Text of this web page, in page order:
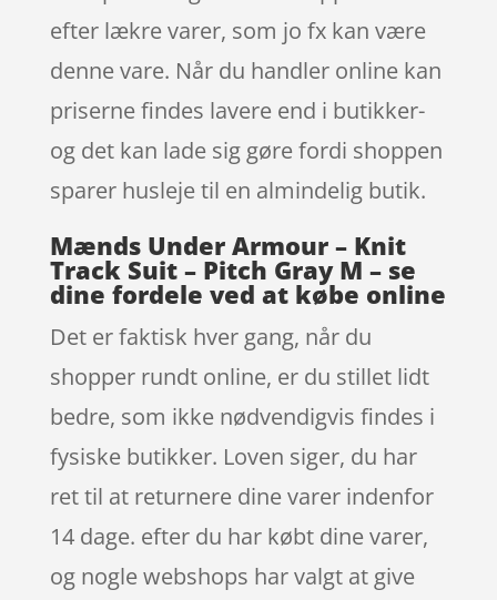
efter lækre varer, som jo fx kan være
denne vare. Når du handler online kan
priserne findes lavere end i butikker-
og det kan lade sig gøre fordi shoppen
sparer husleje til en almindelig butik.
Mænds Under Armour – Knit
Track Suit – Pitch Gray M – se
dine fordele ved at købe online
Det er faktisk hver gang, når du
shopper rundt online, er du stillet lidt
bedre, som ikke nødvendigvis findes i
fysiske butikker. Loven siger, du har
ret til at returnere dine varer indenfor
14 dage. efter du har købt dine varer,
og nogle webshops har valgt at give